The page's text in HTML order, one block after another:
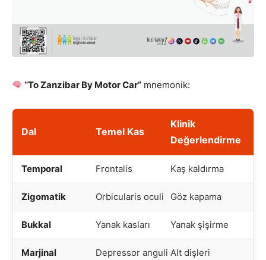
“To Zanzibar By Motor Car” mnemonik:
Dal Temel Kas
Klinik
Değerlendirme
Temporal Frontalis Kaş kaldırma
Zigomatik Orbicularis oculi Göz kapama
Bukkal Yanak kasları Yanak şişirme
Marjinal
Depressor anguli Alt dişleri